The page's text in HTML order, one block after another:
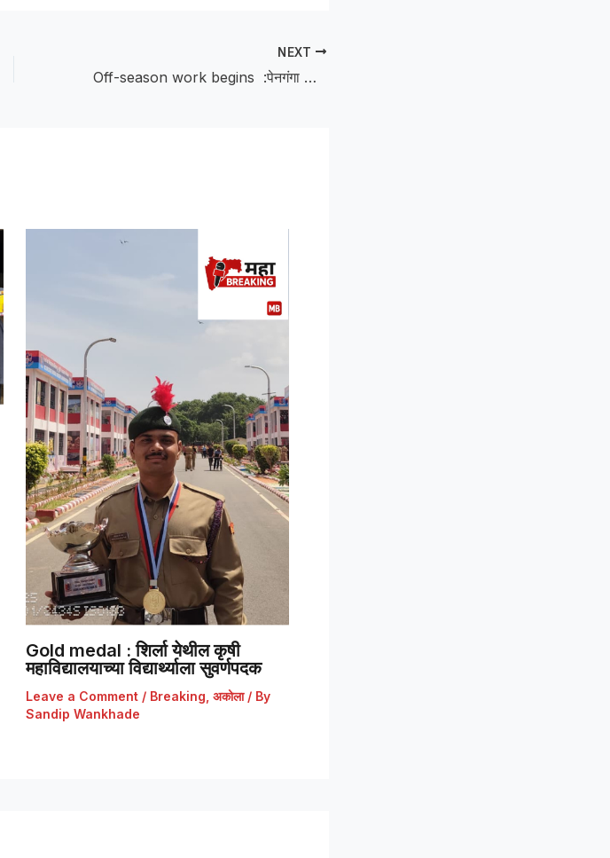
NEXT
Off-season work begins :पेनगंगा साखर कारखान्यात ऑफ सिझन कामांचा शुभारंभ; विक्रमी गाळपासाठी यंत्रणा सज्ज
Gold medal : शिर्ला येथील कृषी
महाविद्यालयाच्या विद्यार्थ्याला सुवर्णपदक
Leave a Comment / Breaking अकोला/ By
Sandip Wankhade